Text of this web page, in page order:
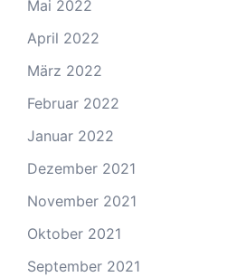
Mai 2022
April 2022
März 2022
Februar 2022
Januar 2022
Dezember 2021
November 2021
Oktober 2021
September 2021